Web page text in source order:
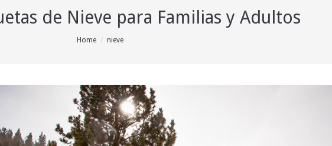
de Nieve para Familias y Adultos
Home nieve